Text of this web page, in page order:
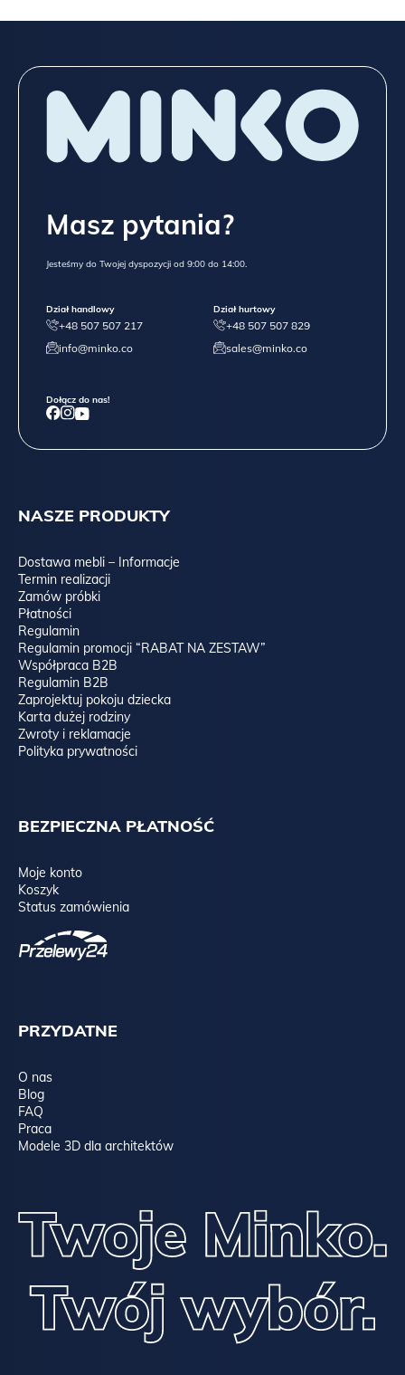
NASZE PRODUKTY
Dostawa mebli – Informacje
Termin realizacji
Zamów próbki
Płatności
Regulamin
Regulamin promocji “RABAT NA ZESTAW”
Współpraca B2B
Regulamin B2B
Zaprojektuj pokoju dziecka
Karta dużej rodziny
Zwroty i reklamacje
Polityka prywatności
BEZPIECZNA PŁATNOŚĆ
Moje konto
Koszyk
Status zamówienia
PRZYDATNE
O nas
Blog
FAQ
Praca
Modele 3D dla architektów
Masz pytania?
Jesteśmy do Twojej dyspozycji od 9:00 do 14:00.
Dział handlowy
+48 507 507 217
info@minko.co
Dział hurtowy
+48 507 507 829
sales@minko.co
Dołącz do nas!